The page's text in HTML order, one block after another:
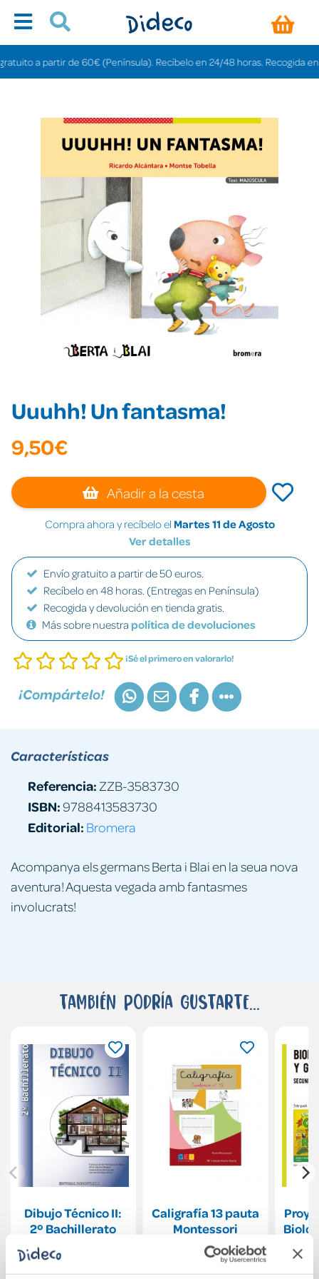
a partir de 60€ (Península). Recíbelo en 24/48 horas. Recogida en
Uuuhh! Un fantasma!
9,50€
Añadir a la cesta
Compra ahora y recíbelo el Martes 11 de Agosto
Ver detalles
Envío gratuito a partir de 50 euros.
Recíbelo en 48 horas. (Entregas en Península)
Recogida y devolución en tienda gratis.
Más sobre nuestra política de devoluciones
¡Sé el primero en valorarlo!
¡Compártelo!
Acompanya els germans Berta i Blai en la seua nova
aventura! Aquesta vegada amb fantasmes
involucrats!
Características
Referencia: ZZB-3583730
ISBN:9788413583730
Editorial: Bromera
También podría gustarte...
Dibujo Técnico II:
2º Bachillerato
Caligrafía 13 pauta
Montessori
8,39€
del